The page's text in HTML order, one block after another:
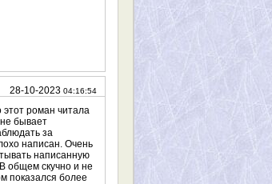
28-10-2023 04:16:54
роман читала
бывает
за
написан. Очень
написанную
общем скучно и не
показался более